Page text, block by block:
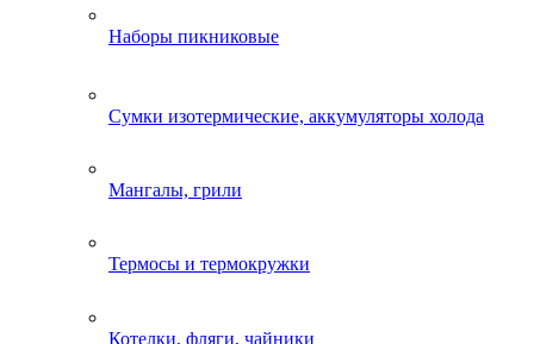
Наборы пикниковые
Сумки изотермические, аккумуляторы холода
Мангалы, грили
Термосы и термокружки
Котелки, фляги, чайники